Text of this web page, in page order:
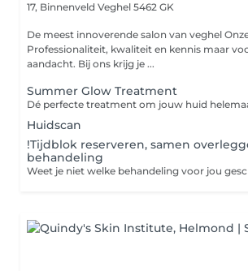
17, Binnenveld Veghel 5462 GK
De meest innoverende salon van veghel Onze kernwaarden?
Professionaliteit, kwaliteit en kennis maar vooral: persoonlijke
aandacht. Bij ons krijg je ...
Summer Glow Treatment
Huidscan
!Tijdblok reserveren, samen
behandeling